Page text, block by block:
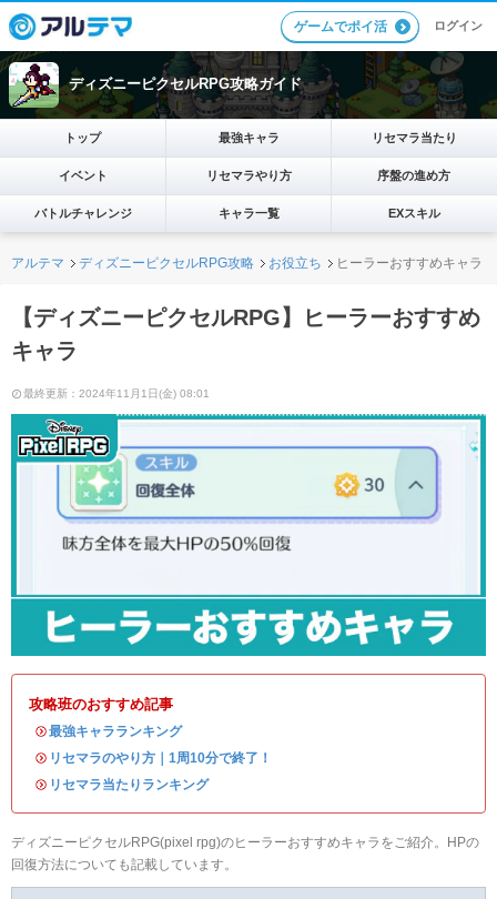
ゲームでポイ活 ログイン
ディズニーピクセルRPG攻略ガイド
トップ 最強キャラ リセマラ当たり
イベント リセマラやり方 序盤の進め方
バトルチャレンジ キャラ一覧 EXスキル
アルテマ ディズニーピクセルRPG攻略 お役立ち ヒーラーおすすめキャラ
【ディズニーピクセルRPG】ヒーラーおすすめ
キャラ
最終更新：2024年11月1日(金) 08:01
攻略班のおすすめ記事
・最強キャラランキング
・ リセマラのやり方｜1周10分で終了！
・ リセマラ当たりランキング
ディズニーピクセルRPG(pixel rpg)のヒーラーおすすめキャラをご紹介。HPの
回復方法についても記載しています。